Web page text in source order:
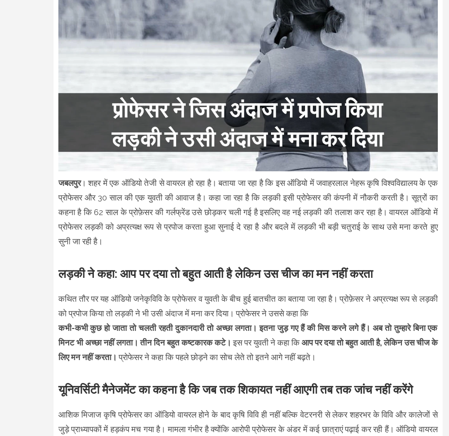
जबलपुर। शहर में एक ऑडियो तेजी से वायरल हो रहा है। बताया जा रहा है कि इस ऑडियो में जवाहरलाल नेहरू कृषि विश्वविद्यालय के एक
प्रोफेसर और 30 साल की एक युवती की आवाज है। कहा जा रहा है कि लड़की इसी प्रोफेसर की कंपनी में नौकरी करती है। सूत्रों का
कहना है कि 62 साल के प्रोफ़ेसर की गर्लफ्रेंड उसे छोड़कर चली गई है इसलिए वह नई लड़की की तलाश कर रहा है। वायरल ऑडियो में
प्रोफेसर लड़की को अप्रत्यक्ष रूप से प्रपोज करता हुआ सुनाई दे रहा है और बदले में लड़की भी बड़ी चतुराई के साथ उसे मना करते हुए
सुनी जा रही है।
लड़की ने कहा: आप पर दया तो बहुत आती है लेकिन उस चीज का मन नहीं करता
कथित तौर पर यह ऑडियो जनेकृविवि के प्रोफेसर व युवती के बीच हुई बातचीत का बताया जा रहा है। प्रोफ़ेसर ने अप्रत्यक्ष रूप से लड़की
को प्रपोज किया तो लड़की ने भी उसी अंदाज में मना कर दिया। प्रोफेसर ने उससे कहा कि
कभी-कभी कुछ हो जाता तो चलती रहती दुकानदारी तो अच्छा लगता। इतना जुड़ गए हैं की मिस करने लगे हैं। अब तो तुम्हारे बिना एक
मिनट भी अच्छा नहीं लगता। तीन दिन बहुत कष्टकारक कटे। इस पर युवती ने कहा कि आप पर दया तो बहुत आती है, लेकिन उस चीज के
लिए मन नहीं करता।प्रोफेसर ने कहा कि पहले छोड़ने का सोच लेते तो इतने आगे नहीं बढ़ते।
यूनिवर्सिटी मैनेजमेंट का कहना है कि जब तक शिकायत नहीं आएगी तब तक जांच नहीं करेंगे
आशिक मिजाज कृषि प्रोफेसर का ऑडियो वायरल होने के बाद कृषि विवि ही नहीं बल्कि वेटरनरी से लेकर शहरभर के विवि और कालेजों से
जुड़े प्राध्यापकों में हड़कंप मच गया है। मामला गंभीर है क्योंकि आरोपी प्रोफेसर के अंडर में कई छात्राएं पढ़ाई कर रही हैं। ऑडियो वायरल